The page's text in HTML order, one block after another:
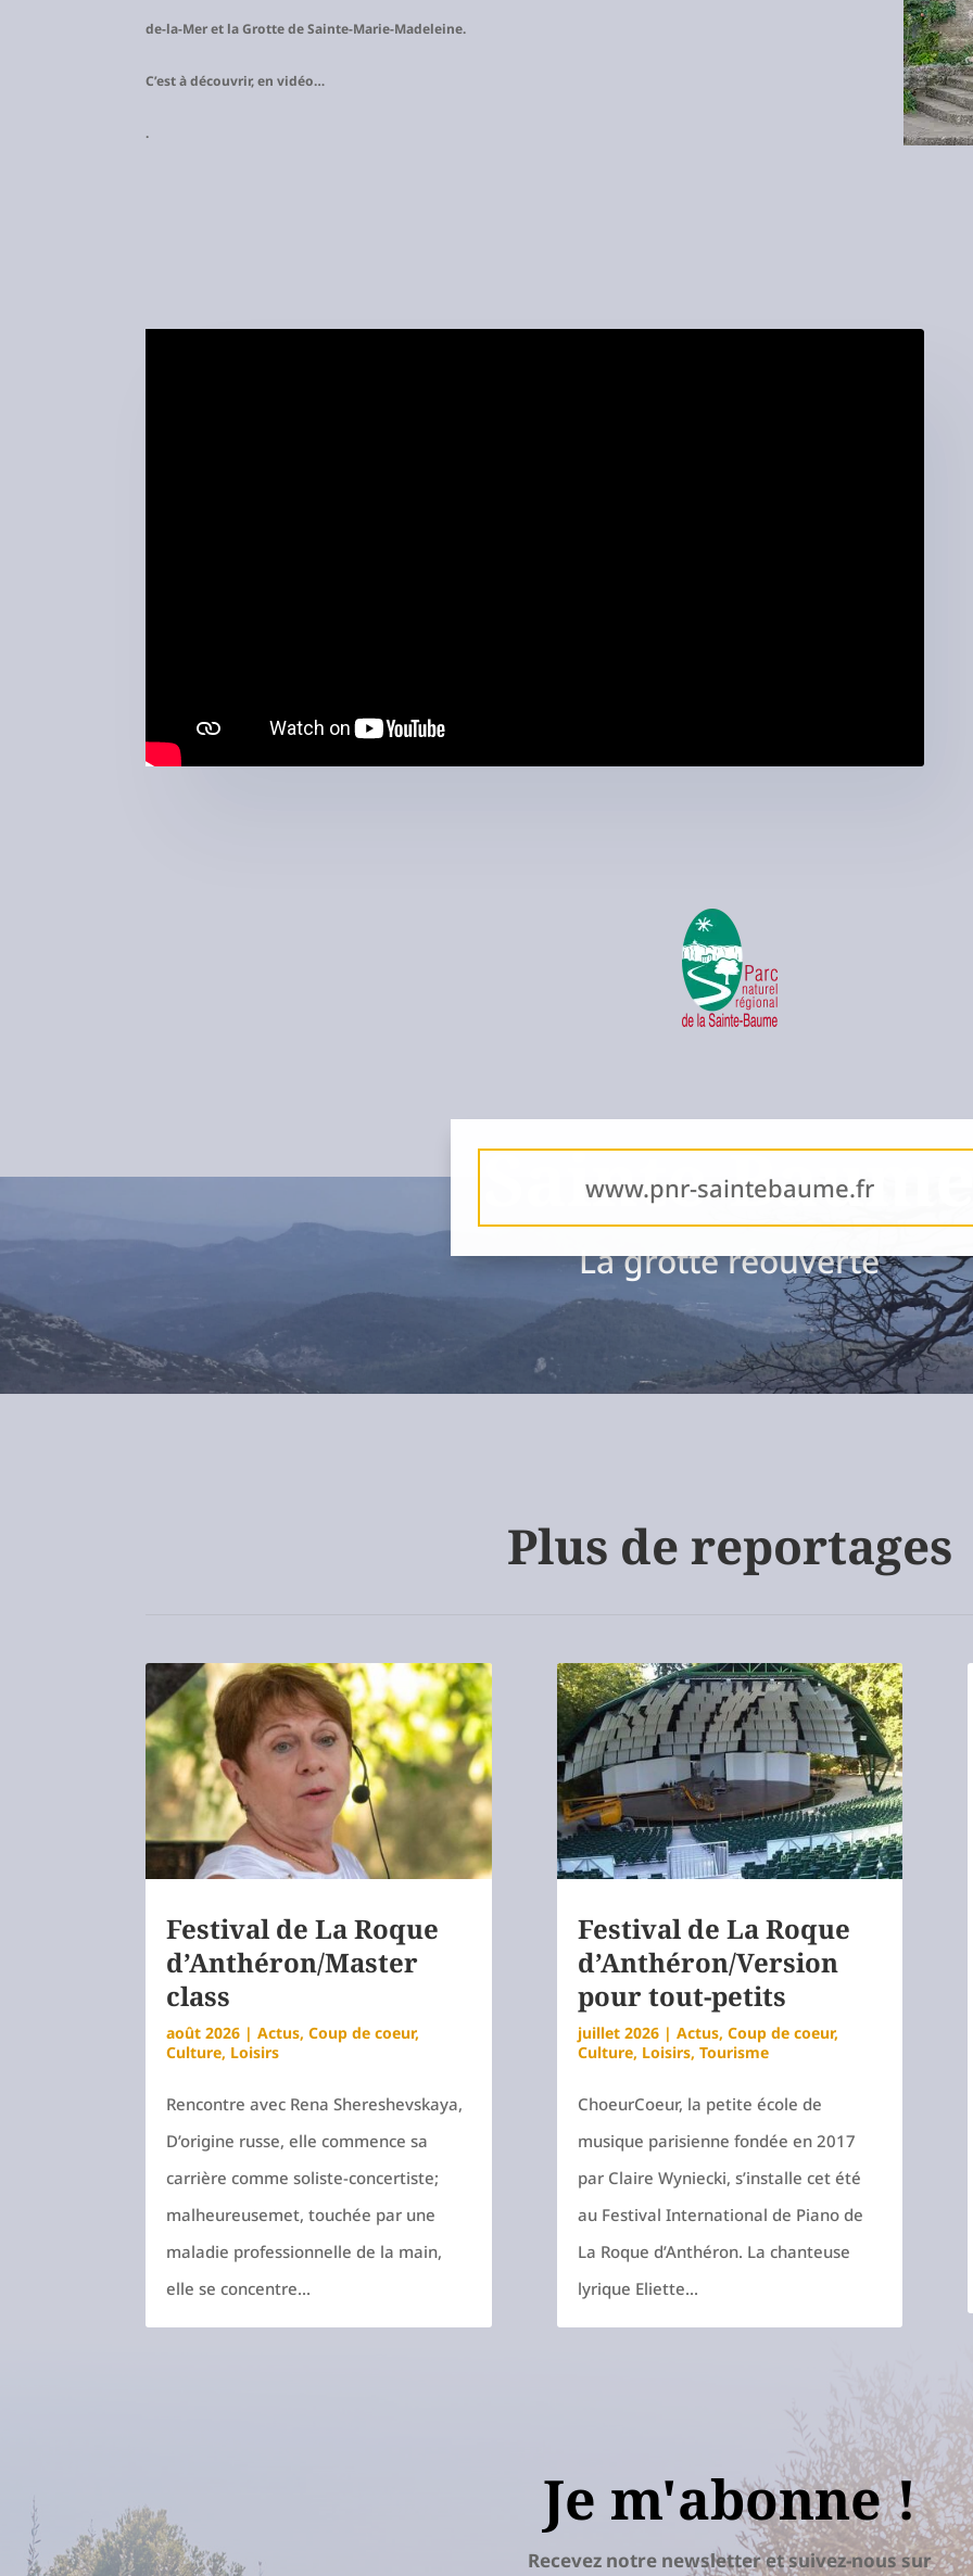
Sainte-
La grotte réouverte
de-la-Mer et la Grotte de Sainte-Marie-Madeleine.
C’est à découvrir, en vidéo…
.
www.pnr-saintebaume.fr
Plus de reportages
Festival de La Roque
d’Anthéron/Master
class
août 2026 |Actus,Coup de coeur,
Culture, Loisirs
Rencontre avec Rena Shereshevskaya,
D’origine russe, elle commence sa
carrière comme soliste-concertiste;
malheureusemet, touchée par une
maladie professionnelle de la main,
elle se concentre...
Festival de La Roque
d’Anthéron/Version
pour tout-petits
juillet 2026| Actus, Coup de coeur,
Culture, Loisirs, Tourisme
ChoeurCoeur, la petite école de
musique parisienne fondée en 2017
par Claire Wyniecki, s’installe cet été
au Festival International de Piano de
La Roque d’Anthéron. La chanteuse
lyrique Eliette...
Je m'abonne !
Recevez notre newsletter et suivez-nous sur